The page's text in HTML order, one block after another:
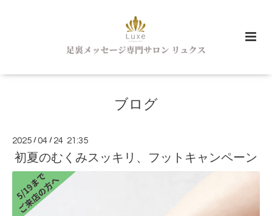
ブログ
2025 /04 / 24 21:35
初夏のむくみスッキリ、フットキャンペーン